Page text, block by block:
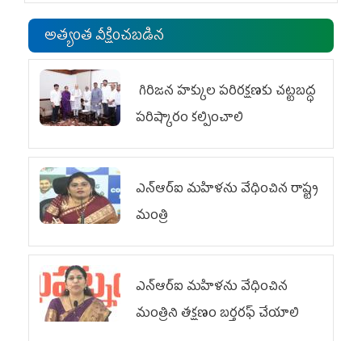
అత్యంత వీక్షించబడిన
గిరిజన హక్కుల పరిరక్షణకు చట్టబద్ధ
పరిష్కారం కల్పించాలి
ఎన్‌ఆర్‌ఐ మహిళను వేధించిన రాష్ట్ర
మంత్రి
ఎన్ఆర్ఐ మహిళను వేధించిన
మంత్రిని త‌క్ష‌ణం బ‌ర్త‌ర‌ఫ్ చేయాలి